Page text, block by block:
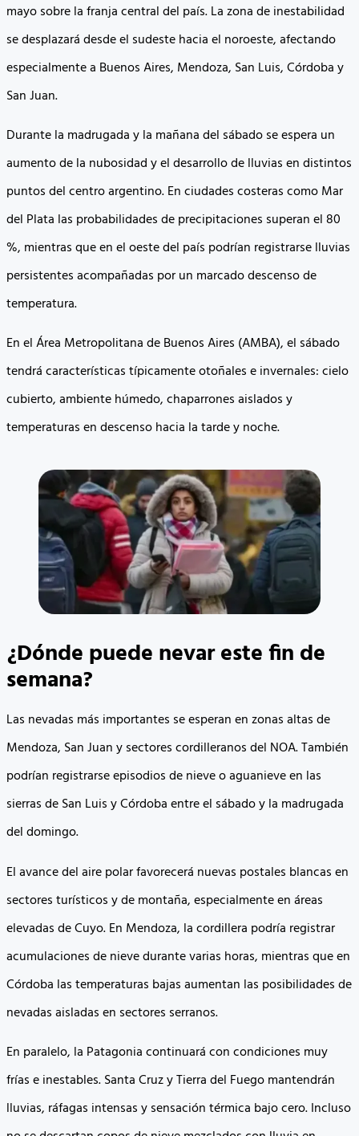
mayo sobre la franja central del país. La zona de inestabilidad
se desplazará desde el sudeste hacia el noroeste, afectando
especialmente a Buenos Aires, Mendoza, San Luis, Córdoba y
San Juan.
Durante la madrugada y la mañana del sábado se espera un
aumento de la nubosidad y el desarrollo de lluvias en distintos
puntos del centro argentino. En ciudades costeras como Mar
del Plata las probabilidades de precipitaciones superan el 80
%, mientras que en el oeste del país podrían registrarse lluvias
persistentes acompañadas por un marcado descenso de
temperatura.
En el Área Metropolitana de Buenos Aires (AMBA), el sábado
tendrá características típicamente otoñales e invernales: cielo
cubierto, ambiente húmedo, chaparrones aislados y
temperaturas en descenso hacia la tarde y noche.
¿Dónde puede nevar este fin de
semana?
Las nevadas más importantes se esperan en zonas altas de
Mendoza, San Juan y sectores cordilleranos del NOA. También
podrían registrarse episodios de nieve o aguanieve en las
sierras de San Luis y Córdoba entre el sábado y la madrugada
del domingo.
El avance del aire polar favorecerá nuevas postales blancas en
sectores turísticos y de montaña, especialmente en áreas
elevadas de Cuyo. En Mendoza, la cordillera podría registrar
acumulaciones de nieve durante varias horas, mientras que en
Córdoba las temperaturas bajas aumentan las posibilidades de
nevadas aisladas en sectores serranos.
En paralelo, la Patagonia continuará con condiciones muy
frías e inestables. Santa Cruz y Tierra del Fuego mantendrán
lluvias, ráfagas intensas y sensación térmica bajo cero. Incluso